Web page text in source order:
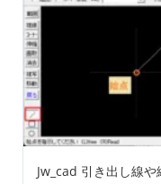
Jw_cad 引き出し線